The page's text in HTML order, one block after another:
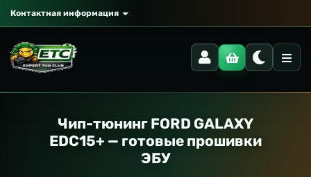
Контактная информация
Чип-тюнинг FORD GALAXY
EDC15+ — готовые прошивки
ЭБУ